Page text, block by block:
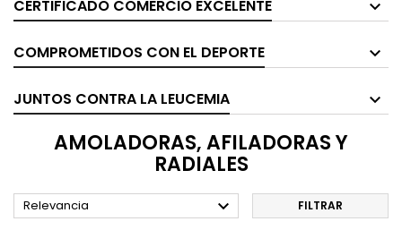
CERTIFICADO COMERCIO EXCELENTE
COMPROMETIDOS CON EL DEPORTE
JUNTOS CONTRA LA LEUCEMIA
AMOLADORAS, AFILADORAS Y
RADIALES
Relevancia  FILTRAR